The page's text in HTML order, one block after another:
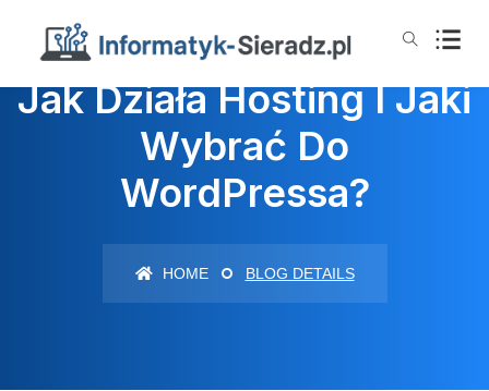
Jak Działa Hosting I Jaki
Wybrać Do
WordPressa?
HOME BLOG DETAILS